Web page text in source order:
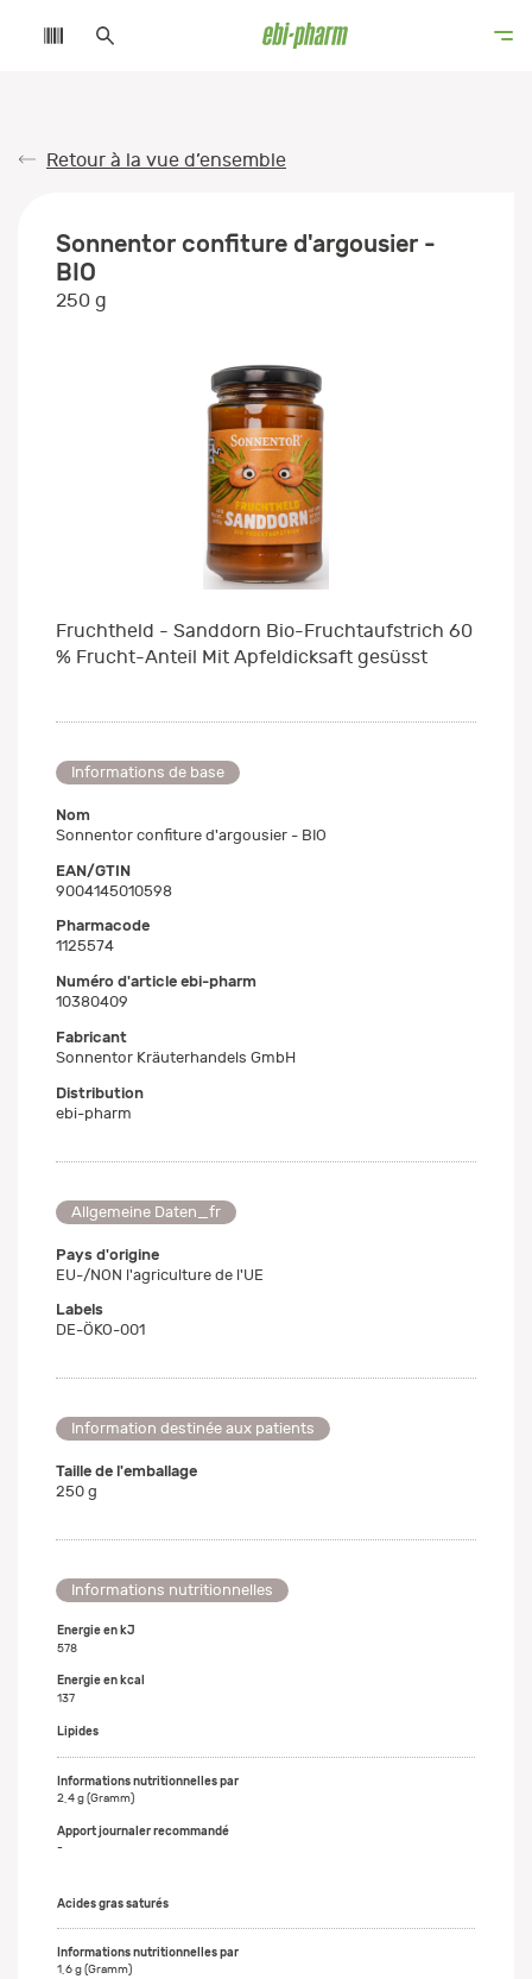
Retour à la vue d’ensemble
Sonnentor confiture d'argousier -
BIO
250 g
Fruchtheld - Sanddorn Bio-Fruchtaufstrich 60
% Frucht-Anteil Mit Apfeldicksaft gesüsst
Informations de base
Nom
Sonnentor confiture d'argousier - BIO
EAN/GTIN
9004145010598
Pharmacode
1125574
Numéro d'article ebi-pharm
10380409
Fabricant
Sonnentor Kräuterhandels GmbH
Distribution
ebi-pharm
Allgemeine Daten_fr
Pays d'origine
EU-/NON l'agriculture de l'UE
Labels
DE-ÖKO-001
Information destinée aux patients
Taille de l'emballage
250 g
Informations nutritionnelles
Energie en kJ
578
Energie en kcal
137
Lipides
2,4 g (Gramm)
-
Acides gras saturés
1,6 g (Gramm)